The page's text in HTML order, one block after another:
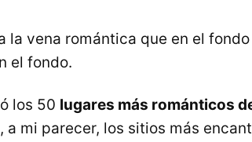
la vena romántica que en el
el fondo.
los 50 lugares más románticos
mi parecer, los sitios más